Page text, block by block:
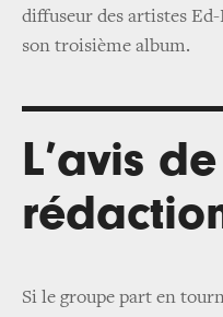
diffuseur des artistes
son troisième album.
L’avis
Si le groupe part en